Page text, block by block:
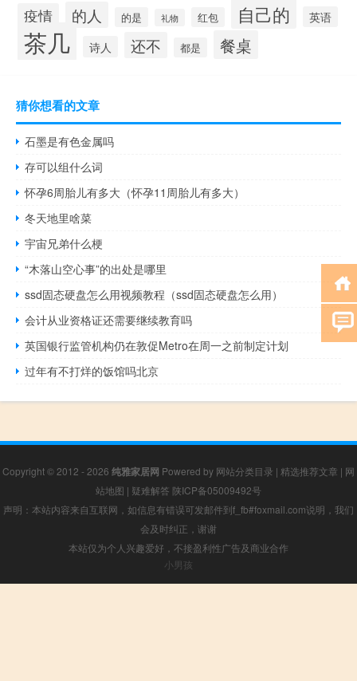
疫情 的人 的是 礼物 红包 自己的 英语
茶几 诗人 还不 都是 餐桌
猜你想看的文章
石墨是有色金属吗
存可以组什么词
怀孕6周胎儿有多大（怀孕11周胎儿有多大）
冬天地里啥菜
宇宙兄弟什么梗
“木落山空心事”的出处是哪里
ssd固态硬盘怎么用视频教程（ssd固态硬盘怎么用）
会计从业资格证还需要继续教育吗
英国银行监管机构仍在敦促Metro在周一之前制定计划
过年有不打烊的饭馆吗北京
Copyright © 2012 - 2026 纯雅家居网 Powered by 网站分类目录 | 精选推荐文章 | 网
站地图 | 疑难解答 陕ICP备05009492号
声明：本站内容来自互联网，如信息有错误可发邮件到f_fb#foxmail.com说明，我们
会及时纠正，谢谢
本站仅为个人兴趣爱好，不接盈利性广告及商业合作
小男孩